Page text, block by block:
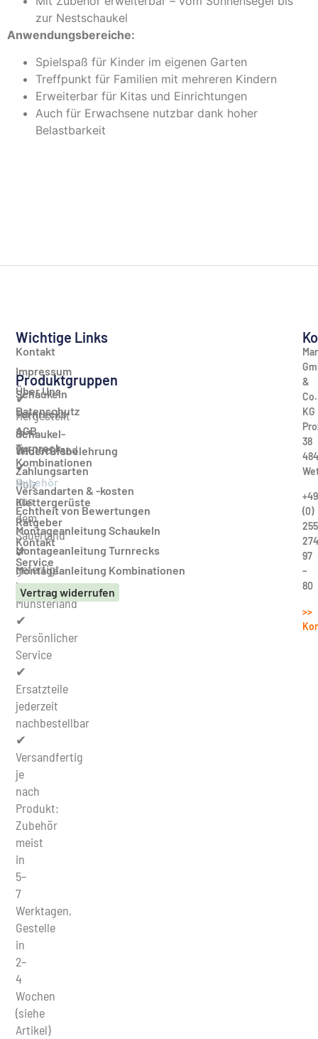
zur Nestschaukel
Anwendungsbereiche:
Spielspaß für Kinder im eigenen Garten
Treffpunkt für Familien mit mehreren Kindern
Erweiterbar für Kitas und Einrichtungen
Auch für Erwachsene nutzbar dank hoher
Belastbarkeit
✔
Hergestellt
in
Deutschland
✔
Holz
aus
dem
Sauerland
✔
gefertigt
im
Münsterland
✔
Persönlicher
Service
✔
Ersatzteile
jederzeit
nachbestellbar
✔
Versandfertig
je
nach
Produkt:
Zubehör
meist
in
5–
7
Werktagen,
Gestelle
in
2–
4
Wochen
(siehe
Artikel)
Wichtige Links
Kontakt
Impressum
Über Uns
Datenschutz
AGB
Widerrufsbelehrung
Zahlungsarten
Versandarten & -kosten
Echtheit von Bewertungen
Montageanleitung Schaukeln
Montageanleitung Turnrecks
Montageanleitung Kombinationen
Vertrag widerrufen
Produktgruppen
Schaukeln
Turnrecks
Schaukel-
Turnreck-
Kombinationen
Zubehör
Klettergerüste
Ratgeber
Kontakt
Service
&
Co.
KG
38
+49
(0)
274
97
–
80
>>